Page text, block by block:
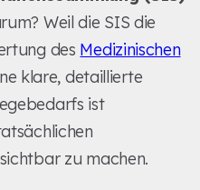
Weil die SIS die
des Medizinischen
klare, detaillierte
ist
zu machen.